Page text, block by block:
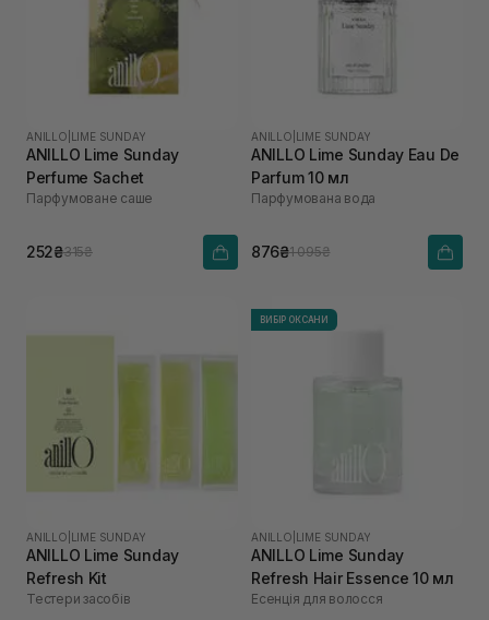
ANILLO LIME SUNDAY
ANILLO Lime Sunday
Perfume Sachet
Парфумоване саше
252₴315₴
ANILLO LIME SUNDAY
ANILLO Lime Sunday Eau De
Parfum 10 мл
Парфумована вода
876₴1 095₴
ANILLO LIME SUNDAY
ANILLO Lime Sunday
Refresh Kit
Тестери засобів
ВИБІР ОКСАНИ
ANILLO LIME SUNDAY
ANILLO Lime Sunday
Refresh Hair Essence 10 мл
Есенція для волосся